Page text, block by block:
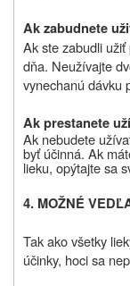
Ak zabudnete
Ak ste zabudli
dňa. Neužívajte
vynechanú dávku
Ak prestanete
Ak nebudete
byť účinná. Ak
lieku, opýtajte sa
4. MOŽNÉ
Tak ako všetky
účinky, hoci sa